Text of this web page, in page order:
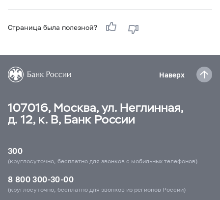
Страница была полезной?
Наверх
107016, Москва, ул. Неглинная,
д. 12, к. В, Банк России
300
(круглосуточно, бесплатно для звонков с мобильных телефонов)
8 800 300-30-00
(круглосуточно, бесплатно для звонков из регионов России)